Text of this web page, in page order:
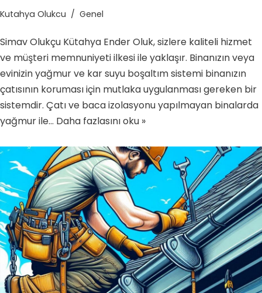
Kutahya Olukcu Genel
Simav Olukçu Kütahya Ender Oluk, sizlere kaliteli hizmet
ve müşteri memnuniyeti ilkesi ile yaklaşır. Binanızın veya
evinizin yağmur ve kar suyu boşaltım sistemi binanızın
çatısının koruması için mutlaka uygulanması gereken bir
sistemdir. Çatı ve baca izolasyonu yapılmayan binalarda
yağmur ile… Daha fazlasını oku »